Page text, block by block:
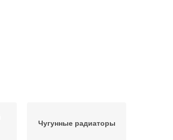
Чугунные радиаторы